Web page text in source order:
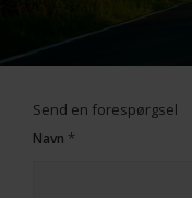
Send en forespørgsel
Navn *